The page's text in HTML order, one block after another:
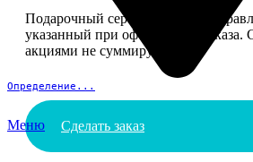
Определение...
Меню
Подарочный сертификат мы
указанный при оформлении заказа.
акциями не суммируются.
Сделать заказ